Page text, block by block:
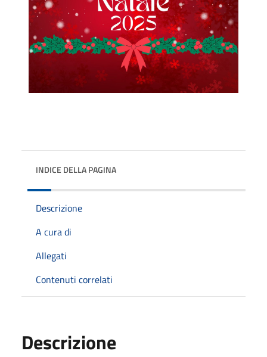
INDICE DELLA PAGINA
Descrizione
A cura di
Allegati
Contenuti correlati
Descrizione